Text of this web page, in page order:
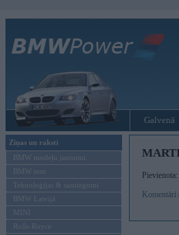
Galvenā
Ziņas un raksti
BMW modeļu jaunumi
BMW testi
Tehnoloģijas & sasniegumi
BMW Latvijā
MINI
Rolls-Royce
Komentāri